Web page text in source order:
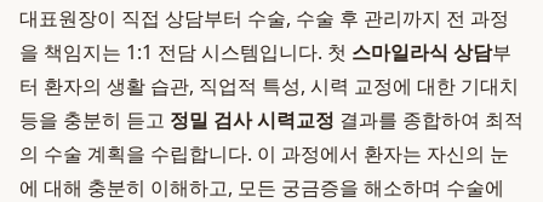
대표원장이 직접 상담부터 수술, 수술 후 관리까지 전 과정
을 책임지는 1:1 전담 시스템입니다. 첫 스마일라식 상담부
터 환자의 생활 습관, 직업적 특성, 시력 교정에 대한 기대치
등을 충분히 듣고 정밀 검사 시력교정 결과를 종합하여 최적
의 수술 계획을 수립합니다. 이 과정에서 환자는 자신의 눈
에 대해 충분히 이해하고, 모든 궁금증을 해소하며 수술에